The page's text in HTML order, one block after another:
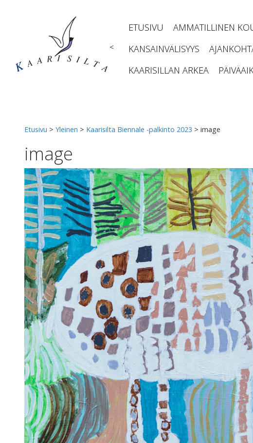
<
ETUSIVU AMMATILLINEN
KANSAINVÄLISYYS
KAARISILLAN ARKEA
Etusivu > Yleinen > Kaarisilta Biennale -palkinto 2023 > image
image